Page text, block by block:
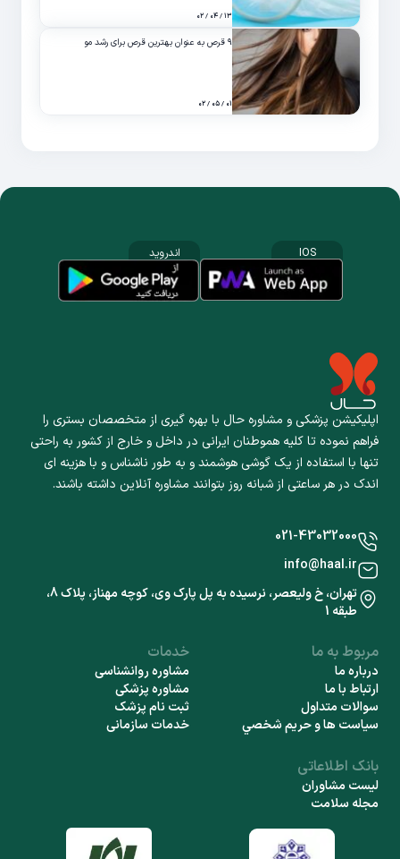
۱۳ / ۰۴ / ۰۲
۹ قرص به عنوان بهترین قرص برای رشد مو
۰۱ / ۰۵ / ۰۲
اپلیکیشن پزشکی و مشاوره حال با بهره گیری از متخصصان بستری را
فراهم نموده تا کلیه هموطنان ایرانی در داخل و خارج از کشور به راحتی
تنها با استفاده از یک گوشی هوشمند و به طور ناشناس و با هزینه ای
اندک در هر ساعتی از شبانه روز بتوانند مشاوره آنلاین داشته باشند.
IOS اندروید
مربوط به ما
درباره ما
ارتباط با ما
سوالات متداول
سياست ها و حريم شخصي
خدمات
مشاوره روانشناسی
مشاوره پزشکی
ثبت نام پزشک
خدمات سازمانی
بانک اطلاعاتی
لیست مشاوران
مجله سلامت
021-43032000
info@haal.ir
تهران، خ ولیعصر، نرسیده به پل پارک وی، کوچه مهناز، پلاک 8،
طبقه 1